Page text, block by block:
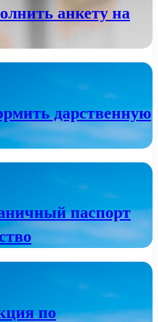
анкету на
дарственную
паспорт
по